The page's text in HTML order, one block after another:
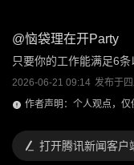
@恼袋理在开Party
只要你的工作能满足6条
2026-06-21 09:14 发布于四
作者声明：个人观点，仅
打开腾讯新闻客户